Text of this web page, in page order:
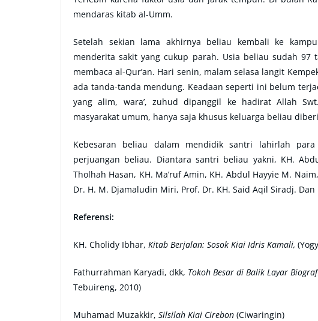
mendaras kitab al-Umm.
Setelah sekian lama akhirnya beliau kembali ke
menderita sakit yang cukup parah. Usia beliau sudah
membaca al-Qur’an. Hari senin, malam selasa langit
ada tanda-tanda mendung. Keadaan seperti ini belum
yang alim, wara’, zuhud dipanggil ke hadirat Allah
masyarakat umum, hanya saja khusus keluarga beliau
Kebesaran beliau dalam mendidik santri lahirlah
perjuangan beliau. Diantara santri beliau yakni, KH.
Tholhah Hasan, KH. Ma’ruf Amin, KH. Abdul Hayyie M.
Dr. H. M. Djamaludin Miri, Prof. Dr. KH. Said Aqil Siradj.
Referensi:
KH. Cholidy Ibhar, Kitab Berjalan: Sosok Kiai Idris Kamali,
Fathurrahman Karyadi, dkk, Tokoh Besar di Balik Layar
Tebuireng, 2010)
Muhamad Muzakkir, Silsilah Kiai Cirebon (Ciwaringin)